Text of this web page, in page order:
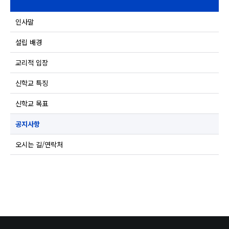
인사말
설립 배경
교리적 입장
신학교 특징
신학교 목표
공지사항
오시는 길/연락처